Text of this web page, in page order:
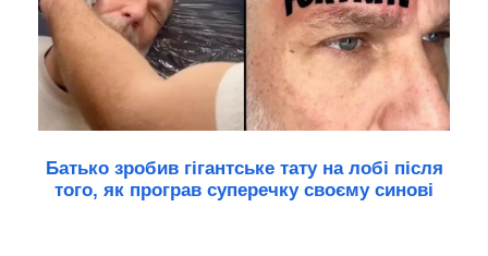
Батько зробив гігантське тату на лобі після
того, як програв суперечку своєму синові